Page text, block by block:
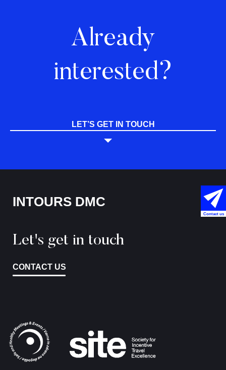
Already
interested?
LET’S GET IN TOUCH
INTOURS DMC
Let's get in touch
CONTACT US
Contact us